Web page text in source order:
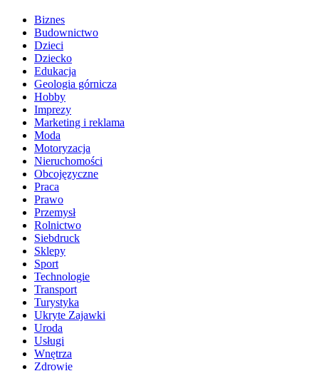
Biznes
Budownictwo
Dzieci
Dziecko
Edukacja
Geologia górnicza
Hobby
Imprezy
Marketing i reklama
Moda
Motoryzacja
Nieruchomości
Obcojęzyczne
Praca
Prawo
Przemysł
Rolnictwo
Siebdruck
Sklepy
Sport
Technologie
Transport
Turystyka
Ukryte Zajawki
Uroda
Usługi
Wnętrza
Zdrowie